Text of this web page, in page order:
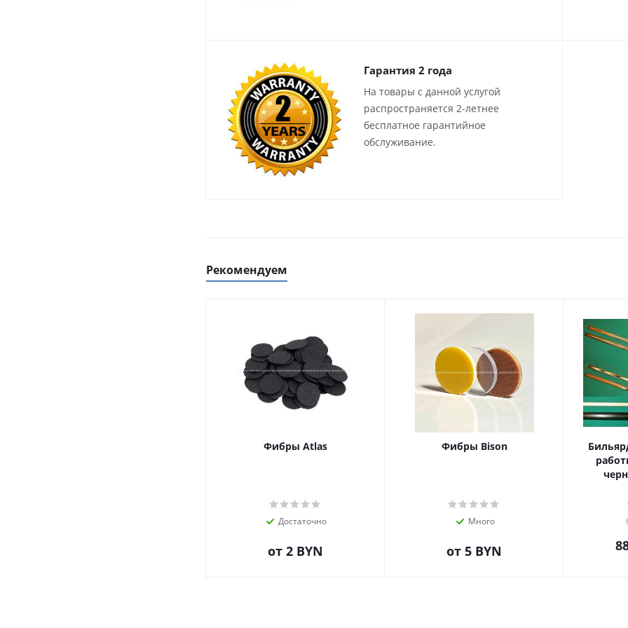
Гарантия 2 года
На товары с данной услугой
распространяется 2-летнее
бесплатное гарантийное
обслуживание.
Рекомендуем
Фибры Atlas
Достаточно
от 2 BYN
Фибры Bison
Много
от 5 BYN